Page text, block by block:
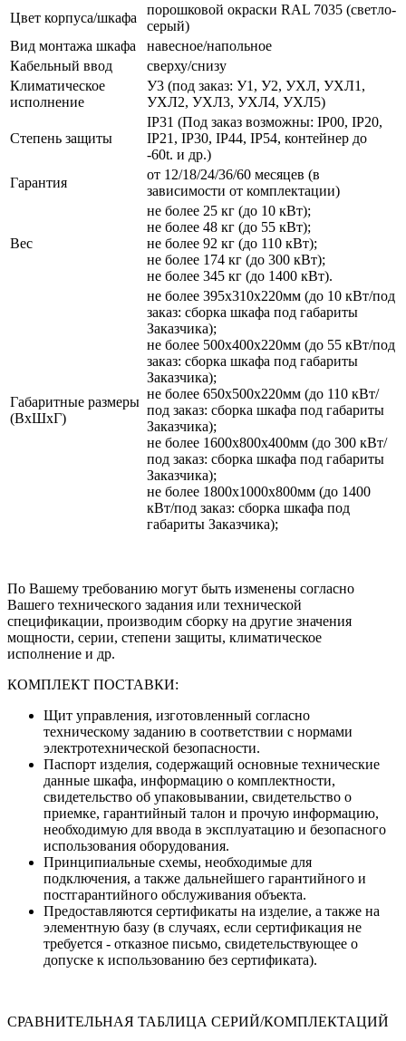
Цвет корпуса/шкафа
порошковой окраски RAL 7035 (светло-
серый)
Вид монтажа шкафа
навесное/напольное
Кабельный ввод
сверху/снизу
Климатическое
исполнение
У3 (под заказ: У1, У2, УХЛ, УХЛ1,
УХЛ2, УХЛ3, УХЛ4, УХЛ5)
Степень защиты
IP31 (Под заказ возможны: IP00, IP20,
IP21, IP30, IP44, IP54, контейнер до
-60t. и др.)
Гарантия
от 12/18/24/36/60 месяцев (в
зависимости от комплектации)
Вес
не более 25 кг (до 10 кВт);
не более 48 кг (до 55 кВт);
не более 92 кг (до 110 кВт);
не более 174 кг (до 300 кВт);
не более 345 кг (до 1400 кВт).
Габаритные размеры
(ВхШхГ)
не более 395х310х220мм (до 10 кВт/под
заказ: сборка шкафа под габариты
Заказчика);
не более 500х400х220мм (до 55 кВт/под
заказ: сборка шкафа под габариты
Заказчика);
не более 650х500х220мм (до 110 кВт/
под заказ: сборка шкафа под габариты
Заказчика);
не более 1600х800х400мм (до 300 кВт/
под заказ: сборка шкафа под габариты
Заказчика);
не более 1800х1000х800мм (до 1400
кВт/под заказ: сборка шкафа под
габариты Заказчика);
По Вашему требованию могут быть изменены согласно
Вашего технического задания или технической
спецификации, производим сборку на другие значения
мощности, серии, степени защиты, климатическое
исполнение и др.
КОМПЛЕКТ ПОСТАВКИ:
Щит управления, изготовленный согласно
техническому заданию в соответствии с нормами
электротехнической безопасности.
Паспорт изделия, содержащий основные технические
данные шкафа, информацию о комплектности,
свидетельство об упаковывании, свидетельство о
приемке, гарантийный талон и прочую информацию,
необходимую для ввода в эксплуатацию и безопасного
использования оборудования.
Принципиальные схемы, необходимые для
подключения, а также дальнейшего гарантийного и
постгарантийного обслуживания объекта.
Предоставляются сертификаты на изделие, а также на
элементную базу (в случаях, если сертификация не
требуется - отказное письмо, свидетельствующее о
допуске к использованию без сертификата).
СРАВНИТЕЛЬНАЯ ТАБЛИЦА СЕРИЙ/КОМПЛЕКТАЦИЙ